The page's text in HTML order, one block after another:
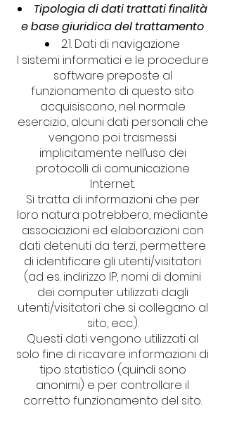
Tipologia di dati trattati finalità
e base giuridica del trattamento
2.1. Dati di navigazione
I sistemi informatici e le procedure
software preposte al
funzionamento di questo sito
acquisiscono, nel normale
esercizio, alcuni dati personali che
vengono poi trasmessi
implicitamente nell’uso dei
protocolli di comunicazione
Internet.
Si tratta di informazioni che per
loro natura potrebbero, mediante
associazioni ed elaborazioni con
dati detenuti da terzi, permettere
di identificare gli utenti/visitatori
(ad es. indirizzo IP, nomi di domini
dei computer utilizzati dagli
utenti/visitatori che si collegano al
sito, ecc.).
Questi dati vengono utilizzati al
solo fine di ricavare informazioni di
tipo statistico (quindi sono
anonimi) e per controllare il
corretto funzionamento del sito.